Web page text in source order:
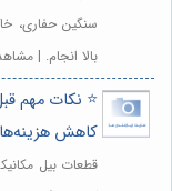
سنگین حفاری،
بالا انجام. |
⭐️ نکات مهم
کاهش
قطعات بیل